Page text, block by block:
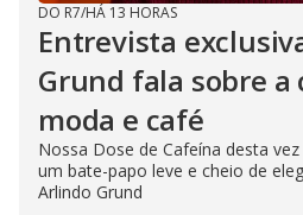
DO R7/HÁ 13 HORAS
Entrevista
Grund fala sobre a
moda e café
Nossa Dose de Cafeína desta
um bate-papo leve e cheio de
Arlindo Grund